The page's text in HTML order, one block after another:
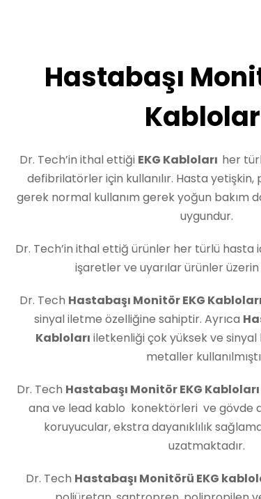
Hastabaşı
Dr. Tech’in ithal ettiği EKG Kabloları her
defibrilatörler için kullanılır. Hasta
gerek normal kullanım gerek yoğun bakım
uygundur.
Dr. Tech’in ithal ettiğ ürünler her türlü hasta
işaretler ve uyarılar ürünler
Dr. Tech Hastabaşı Monitör EKG Kabloları
sinyal iletme özelliğine sahiptir. Ayrıca
Kabloları iletkenliği çok yüksek ve sinyal
metaller
Dr. Tech Hastabaşı Monitör EKG Kabloları
ana ve lead kablo konektörleri ve gövde
koruyucular, ekstra dayanıklılık
uzatmaktadır.
Dr. Tech Hastabaşı Monitörü EKG